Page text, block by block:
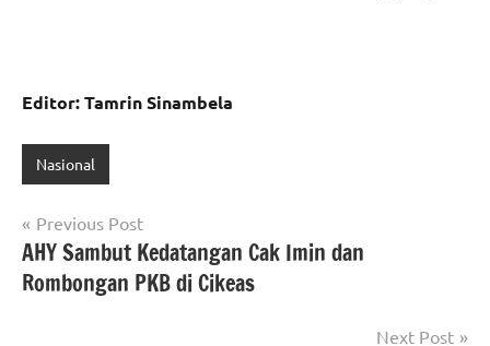
Editor: Tamrin Sinambela
Nasional
Navigasi
pos
Previous Post
AHY Sambut Kedatangan Cak Imin dan
Rombongan PKB di Cikeas
Next Post